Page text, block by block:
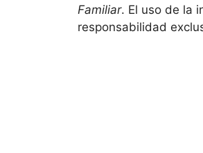
Familiar. El uso de la
responsabilidad